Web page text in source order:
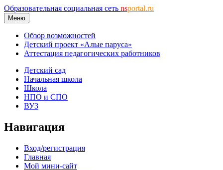
Образовательная социальная сеть nsportal.ru
Меню
Обзор возможностей
Детский проект «Алые паруса»
Аттестация педагогических работников
Детский сад
Начальная школа
Школа
НПО и СПО
ВУЗ
Навигация
Вход/регистрация
Главная
Мой мини-сайт